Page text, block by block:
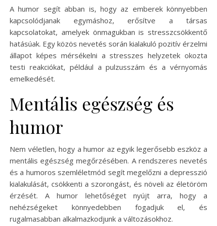
A humor segít abban is, hogy az emberek könnyebben
kapcsolódjanak egymáshoz, erősítve a társas
kapcsolatokat, amelyek önmagukban is stresszcsökkentő
hatásúak. Egy közös nevetés során kialakuló pozitív érzelmi
állapot képes mérsékelni a stresszes helyzetek okozta
testi reakciókat, például a pulzusszám és a vérnyomás
emelkedését.
Mentális egészség és
humor
Nem véletlen, hogy a humor az egyik legerősebb eszköz a
mentális egészség megőrzésében. A rendszeres nevetés
és a humoros szemléletmód segít megelőzni a depresszió
kialakulását, csökkenti a szorongást, és növeli az életöröm
érzését. A humor lehetőséget nyújt arra, hogy a
nehézségeket könnyedebben fogadjuk el, és
rugalmasabban alkalmazkodjunk a változásokhoz.